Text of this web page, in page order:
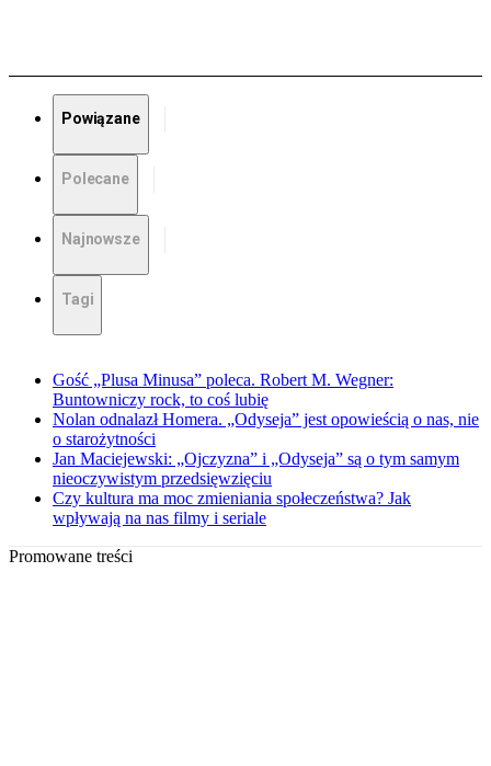
Powiązane
Polecane
Najnowsze
Tagi
Gość „Plusa Minusa” poleca. Robert M. Wegner:
Buntowniczy rock, to coś lubię
Nolan odnalazł Homera. „Odyseja” jest opowieścią o nas, nie
o starożytności
Jan Maciejewski: „Ojczyzna” i „Odyseja” są o tym samym
nieoczywistym przedsięwzięciu
Czy kultura ma moc zmieniania społeczeństwa? Jak
wpływają na nas filmy i seriale
Promowane treści